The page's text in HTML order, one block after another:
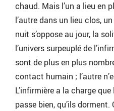
chaud. Mais l’un a lieu en
l’autre dans un lieu clos,
nuit s’oppose au jour, la
l’univers surpeuplé de
sont de plus en plus
contact humain ; l’autre
L’infirmière a la charge
passe bien, qu’ils